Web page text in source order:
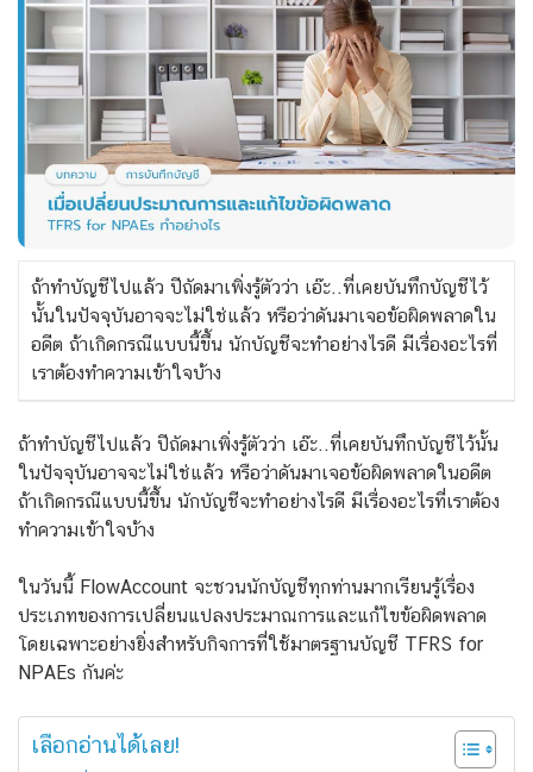
ถ้าทำบัญชีไปแล้ว ปีถัดมาเพิ่งรู้ตัวว่า เอ๊ะ..ที่เคยบันทึกบัญชีไว้
นั้นในปัจจุบันอาจจะไม่ใช่แล้ว หรือว่าดันมาเจอข้อผิดพลาดใน
อดีต ถ้าเกิดกรณีแบบนี้ขึ้น นักบัญชีจะทำอย่างไรดี มีเรื่องอะไรที่
เราต้องทำความเข้าใจบ้าง
ถ้าทำบัญชีไปแล้ว ปีถัดมาเพิ่งรู้ตัวว่า เอ๊ะ..ที่เคยบันทึกบัญชีไว้นั้น
ในปัจจุบันอาจจะไม่ใช่แล้ว หรือว่าดันมาเจอข้อผิดพลาดในอดีต
ถ้าเกิดกรณีแบบนี้ขึ้น นักบัญชีจะทำอย่างไรดี มีเรื่องอะไรที่เราต้อง
ทำความเข้าใจบ้าง
ในวันนี้ FlowAccount จะชวนนักบัญชีทุกท่านมากเรียนรู้เรื่อง
ประเภทของการเปลี่ยนแปลงประมาณการและแก้ไขข้อผิดพลาด
โดยเฉพาะอย่างยิ่งสำหรับกิจการที่ใช้มาตรฐานบัญชี TFRS for
NPAEs กันค่ะ
เลือกอ่านได้เลย!